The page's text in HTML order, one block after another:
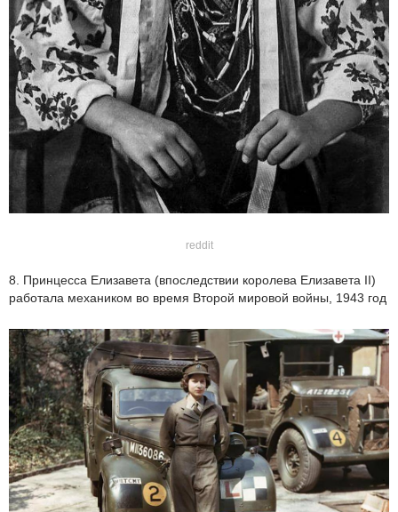
reddit
8. Принцесса Елизавета (впоследствии королева Елизавета II)
работала механиком во время Второй мировой войны, 1943 год